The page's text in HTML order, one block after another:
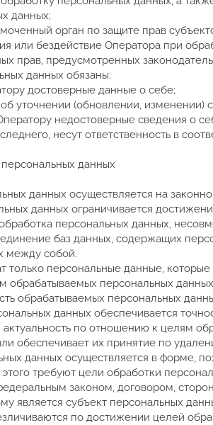
данных;
орган по защите прав
или бездействие Оператора при
прав, предусмотренных
данных обязаны:
достоверные данные о себе;
уточнении (обновлении, изменении)
недостоверные сведения о
несут ответственность в
данных
данных осуществляется на
данных ограничивается
персональных данных,
баз данных, содержащих
между собой.
только персональные данные,
обрабатываемых персональных
обрабатываемых персональных
данных обеспечивается
по отношению к целям
обеспечивает их принятие по
данных осуществляется в форме,
требуют цели обработки
законом, договором,
является субъект персональных
по достижении целей